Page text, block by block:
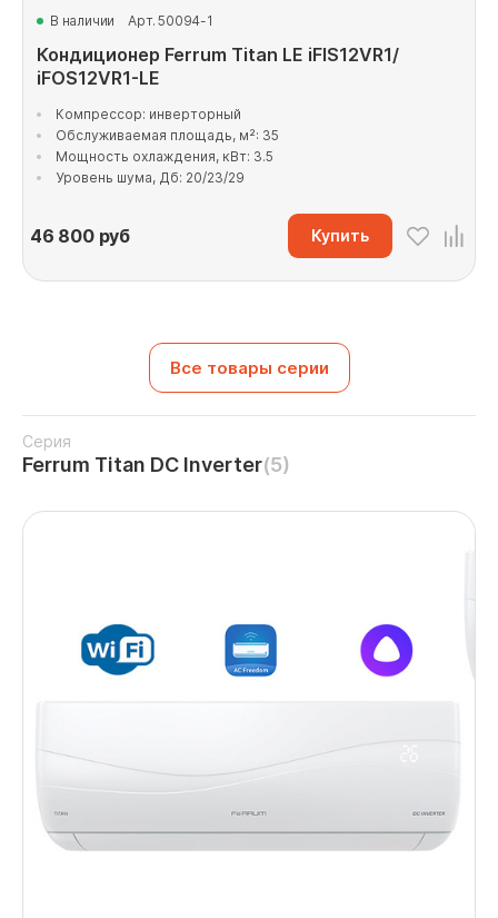
В наличии Арт. 50094-1
Кондиционер Ferrum Titan LE iFIS12VR1/
iFOS12VR1-LE
Компрессор: инверторный
Обслуживаемая площадь, м²: 35
Мощность охлаждения, кВт: 3.5
Уровень шума, Дб: 20/23/29
46 800руб Купить
Все товары серии
Серия
Ferrum Titan DC Inverter(5)